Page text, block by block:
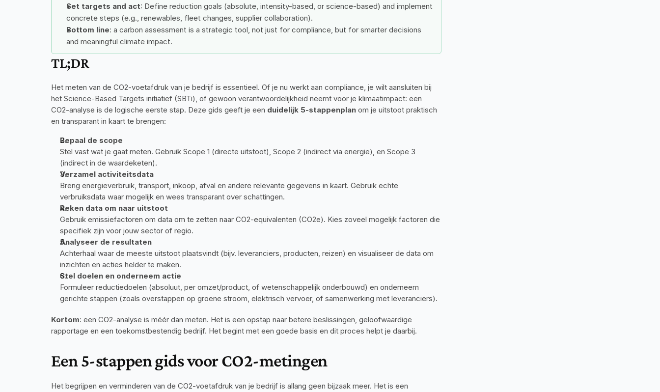
Set targets and act: Define reduction goals (absolute, intensity-based, or science-based) and implement
concrete steps (e.g., renewables, fleet changes, supplier collaboration).
Bottom line: a carbon assessment is a strategic tool, not just for compliance, but for smarter decisions
and meaningful climate impact.
TL;DR
Het meten van de CO2-voetafdruk van je bedrijf is essentieel. Of je nu werkt aan compliance, je wilt aansluiten bij
het Science-Based Targets initiatief (SBTi), of gewoon verantwoordelijkheid neemt voor je klimaatimpact: een
CO2-analyse is de logische eerste stap. Deze gids geeft je een duidelijk 5-stappenplan om je uitstoot praktisch
en transparant in kaart te brengen:
Bepaal de scope
Stel vast wat je gaat meten. Gebruik Scope 1 (directe uitstoot), Scope 2 (indirect via energie), en Scope 3
(indirect in de waardeketen).
Verzamel activiteitsdata
Breng energieverbruik, transport, inkoop, afval en andere relevante gegevens in kaart. Gebruik echte
verbruiksdata waar mogelijk en wees transparant over schattingen.
Reken data om naar uitstoot
Gebruik emissiefactoren om data om te zetten naar CO2-equivalenten (CO2e). Kies zoveel mogelijk factoren die
specifiek zijn voor jouw sector of regio.
Analyseer de resultaten
Achterhaal waar de meeste uitstoot plaatsvindt (bijv. leveranciers, producten, reizen) en visualiseer de data om
inzichten en acties helder te maken.
Stel doelen en onderneem actie
Formuleer reductiedoelen (absoluut, per omzet/product, of wetenschappelijk onderbouwd) en onderneem
gerichte stappen (zoals overstappen op groene stroom, elektrisch vervoer, of samenwerking met leveranciers).
Kortom: een CO2-analyse is méér dan meten. Het is een opstap naar betere beslissingen, geloofwaardige
rapportage en een toekomstbestendig bedrijf. Het begint met een goede basis en dit proces helpt je daarbij.
Een 5-stappen gids voor CO2-metingen
Het begrijpen en verminderen van de CO2-voetafdruk van je bedrijf is allang geen bijzaak meer. Het is een